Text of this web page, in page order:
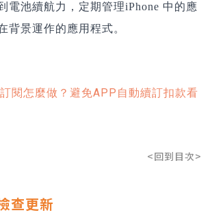
電池續航力，定期管理iPhone 中的應
背景運作的應用程式。
閱怎麼做？避免APP自動續訂扣款看
<回到目次>
查更新